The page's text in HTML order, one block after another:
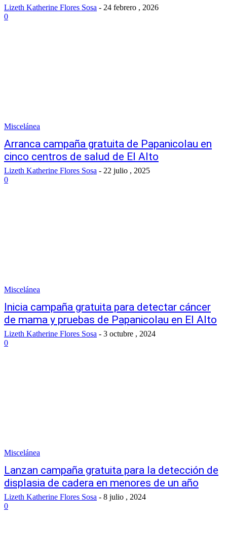
Lizeth Katherine Flores Sosa - 24 febrero , 2026
0
Miscelánea
Arranca campaña gratuita de Papanicolau en
cinco centros de salud de El Alto
Lizeth Katherine Flores Sosa - 22 julio , 2025
0
Miscelánea
Inicia campaña gratuita para detectar cáncer
de mama y pruebas de Papanicolau en El Alto
Lizeth Katherine Flores Sosa - 3 octubre , 2024
0
Miscelánea
Lanzan campaña gratuita para la detección de
displasia de cadera en menores de un año
Lizeth Katherine Flores Sosa - 8 julio , 2024
0